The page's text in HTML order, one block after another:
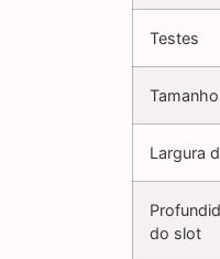
Testes
Largura
do slot